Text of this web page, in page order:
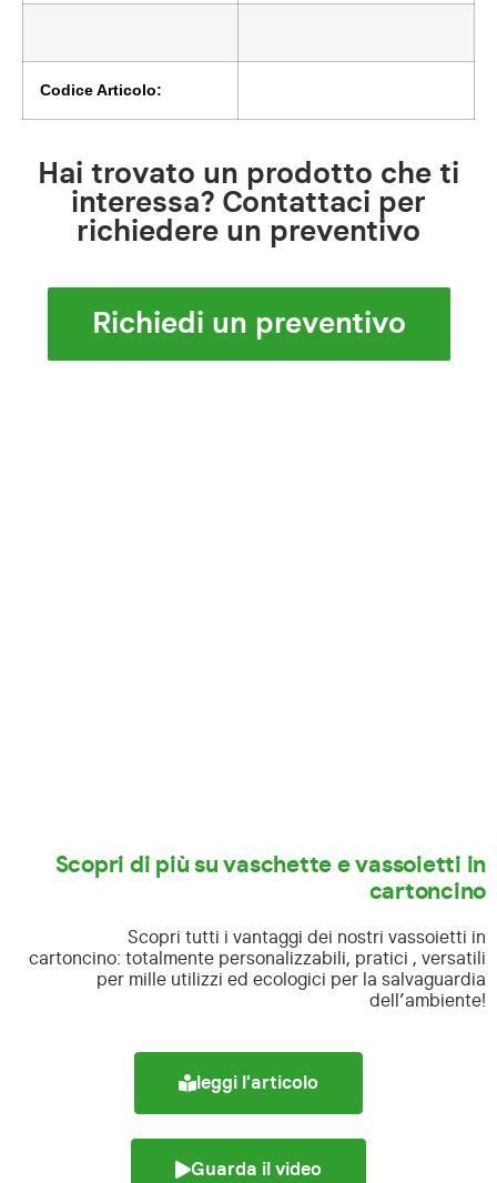
Codice Articolo:
Hai trovato un prodotto che ti
interessa? Contattaci per
richiedere un preventivo
Richiedi un preventivo
Scopri di più su vaschette e vassoietti in
cartoncino
Scopri tutti i vantaggi dei nostri vassoietti in
cartoncino: totalmente personalizzabili, pratici , versatili
per mille utilizzi ed ecologici per la salvaguardia
dell’ambiente!
leggi l'articolo
Guarda il video